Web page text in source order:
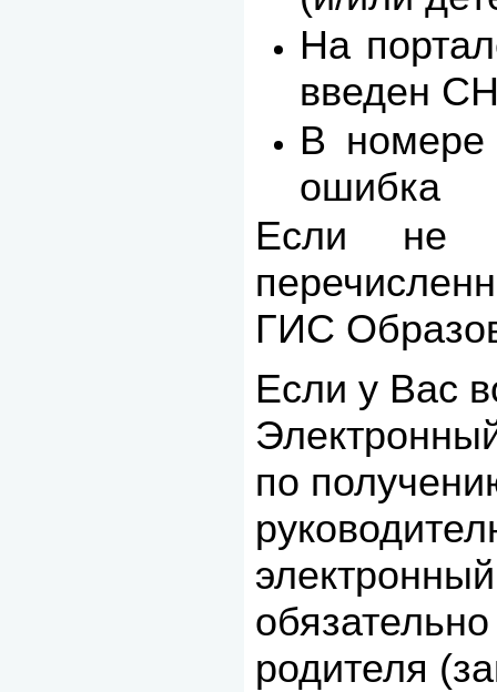
На
введен
В номере
ошибка
Если не
ГИС
Если у Вас
по
родителя